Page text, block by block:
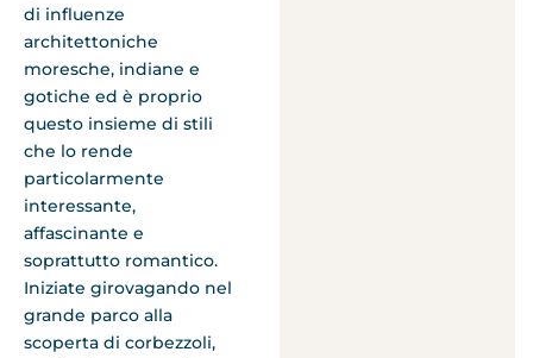
di influenze
architettoniche
moresche, indiane e
gotiche ed è proprio
questo insieme di stili
che lo rende
particolarmente
interessante,
affascinante e
soprattutto romantico.
Iniziate girovagando nel
grande parco alla
scoperta di corbezzoli,